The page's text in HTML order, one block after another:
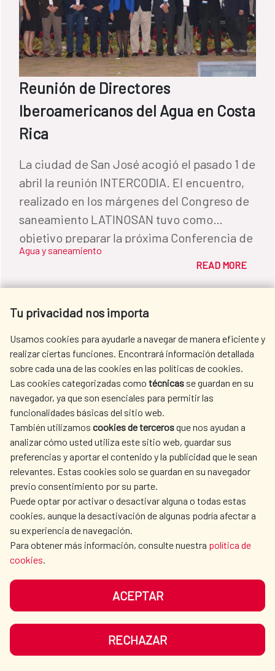
Reunión de Directores
Iberoamericanos del Agua en Costa
Rica
La ciudad de San José acogió el pasado 1 de
abril la reunión INTERCODIA. El encuentro,
realizado en los márgenes del Congreso de
saneamiento LATINOSAN tuvo como
objetivo preparar la próxima Conferencia de
Directores Iberoamericanos del Agua
2019 en República Dominicana y cuya
Agua y saneamiento
READ MORE
La Cooperación Española,
presente en Latinosan
La conferencia especializada en
el objetivo de promover el acceso a
servicios de saneamiento de calidad en al
área urbana y rural de América Latina.
Agua y saneamiento
Tu privacidad nos importa
Usamos cookies para ayudarle a navegar de manera eficiente y
realizar ciertas funciones. Encontrará información detallada
sobre cada una de las cookies en las políticas de cookies.
Las cookies categorizadas como técnicas se guardan en su
navegador, ya que son esenciales para permitir las
funcionalidades básicas del sitio web.
También utilizamos cookies de tercerosque nos ayudan a
analizar cómo usted utiliza este sitio web, guardar sus
preferencias y aportar el contenido y la publicidad que le sean
relevantes. Estas cookies solo se guardan en su navegador
previo consentimiento por su parte.
Puede optar por activar o desactivar alguna o todas estas
cookies, aunque la desactivación de algunas podría afectar a
su experiencia de navegación.
Para obtener más información, consulte nuestra política de
cookies.
ACEPTAR
RECHAZAR